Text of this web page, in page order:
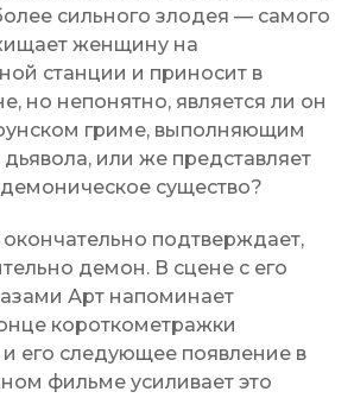
сильного злодея — самого
женщину на
станции и приносит в
но непонятно, является ли он
гриме, выполняющим
или же представляет
существо?
подтверждает,
демон. В сцене с его
Арт напоминает
короткометражки
и его следующее появление в
фильме усиливает это